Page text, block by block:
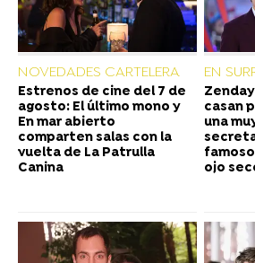
NOVEDADES CARTELERA
Estrenos de cine del 7 de
agosto: El último mono y
En mar abierto
comparten salas con la
vuelta de La Patrulla
Canina
EN
casan
una
ojo